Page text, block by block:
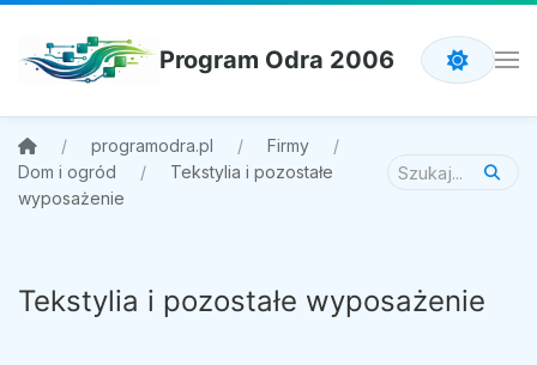
Program Odra 2006
programodra.pl
Firmy
Dom i ogród
Tekstylia i pozostałe
wyposażenie
Tekstylia i pozostałe wyposażenie